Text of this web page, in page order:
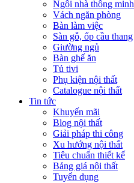
Ngôi nhà thông minh
Vách ngăn phòng
Bàn làm việc
Sàn gỗ, ốp cầu thang
Giường ngủ
Bàn ghế ăn
Tủ tivi
Phụ kiện nội thất
Catalogue nội thất
Tin tức
Khuyến mãi
Blog nội thất
Giải pháp thi công
Xu hướng nội thất
Tiêu chuẩn thiết kế
Bảng giá nội thất
Tuyển dụng